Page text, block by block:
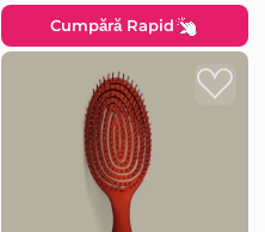
Cumpără Rapid